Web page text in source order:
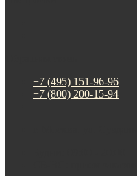
+7 (495) 151-96-96
+7 (800) 200-15-94